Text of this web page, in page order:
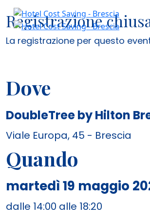
Registrazione
La registrazione per questo
Dove
DoubleTree by Hilton
Viale Europa, 45 - Brescia
Quando
martedì 19 maggio
dalle 14:00 alle 18:20